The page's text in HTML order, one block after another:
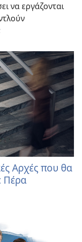
να εργάζονται
Αρχές που θα
Πέρα